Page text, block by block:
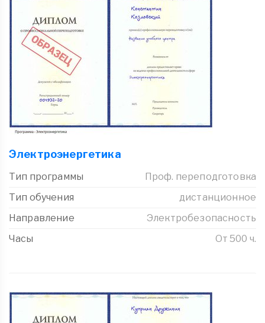
Электроэнергетика
Тип программы
Проф. переподготовка
Тип обучения
дистанционное
Направление
Электробезопасность
Часы
От 500 ч.